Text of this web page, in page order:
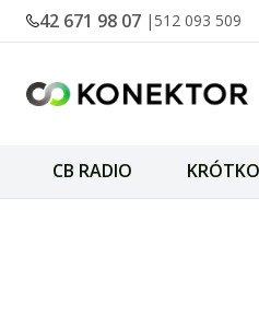
42 671 98 07 | 512 093 509
CB RADIO